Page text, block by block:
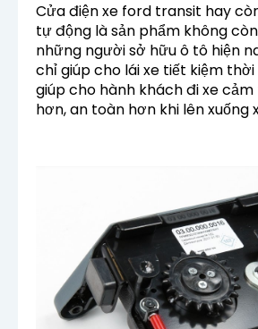
Cửa điện xe ford transit hay
tự động là sản phẩm không
những người sở hữu ô tô hiện
chỉ giúp cho lái xe tiết kiệm
giúp cho hành khách đi xe
hơn, an toàn hơn khi lên xuống